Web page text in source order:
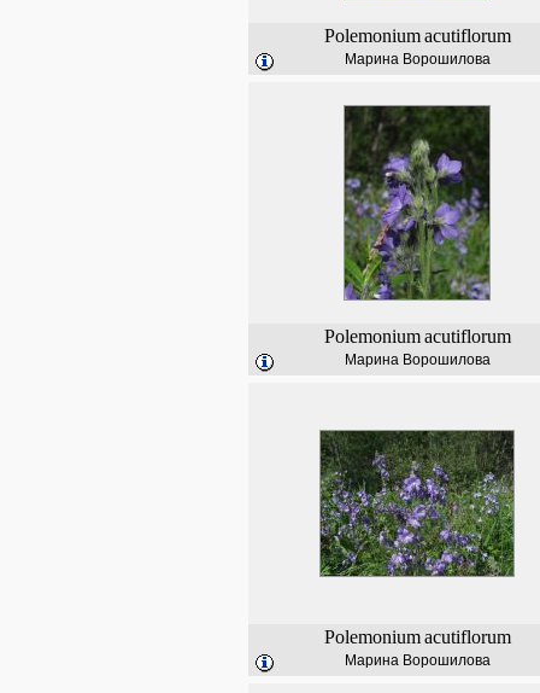
Polemonium acutiflorum
Марина Ворошилова
Polemonium acutiflorum
Марина Ворошилова
Polemonium acutiflorum
Марина Ворошилова